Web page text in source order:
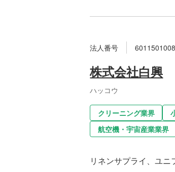
法人番号
株式会社白興
ハッコウ
クリーニング業界
航空機・宇宙産業業界
リネンサプライ、ユ